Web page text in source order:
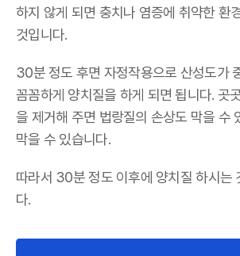
하지 않게 되면 충치나 염증에 취약한 환
것입니다.
30분 정도 후면 자정작용으로 산성도가
꼼꼼하게 양치질을 하게 되면 됩니다. 곳
을 제거해 주면 법랑질의 손상도 막을 수
막을 수 있습니다.
따라서 30분 정도 이후에 양치질 하시는
다.